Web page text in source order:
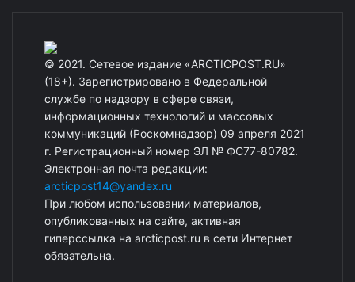
© 2021. Сетевое издание «ARCTICPOST.RU»
(18+). Зарегистрировано в Федеральной
службе по надзору в сфере связи,
информационных технологий и массовых
коммуникаций (Роскомнадзор) 09 апреля 2021
г. Регистрационный номер ЭЛ № ФС77-80782.
Электронная почта редакции:
arcticpost14@yandex.ru
При любом использовании материалов,
опубликованных на сайте, активная
гиперссылка на arcticpost.ru в сети Интернет
обязательна.